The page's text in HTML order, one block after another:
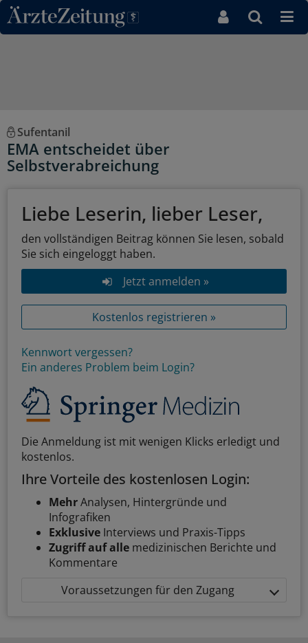
Direkt zum Inhaltsbereich
Sufentanil
EMA entscheidet über
Selbstverabreichung
Liebe Leserin, lieber Leser,
den vollständigen Beitrag können Sie lesen, sobald
Sie sich eingeloggt haben.
Jetzt anmelden »
Kostenlos registrieren »
Kennwort vergessen?
Ein anderes Problem beim Login?
Die Anmeldung ist mit wenigen Klicks erledigt und
kostenlos.
Ihre Vorteile des kostenlosen Login:
MehrAnalysen, Hintergründe und
Infografiken
Exklusive Interviews und Praxis-Tipps
Zugriff auf alle medizinischen Berichte und
Kommentare
Voraussetzungen für den Zugang